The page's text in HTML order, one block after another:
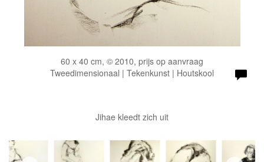
60 x 40 cm, © 2010, prijs op aanvraag
Tweedimensionaal | Tekenkunst | Houtskool
Jihae kleedt zich uit